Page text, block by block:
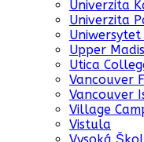
Univerzita
Univerzita
Uniwersytet
Upper
Utica
Vancouver
Vancouver
Village
Vistula